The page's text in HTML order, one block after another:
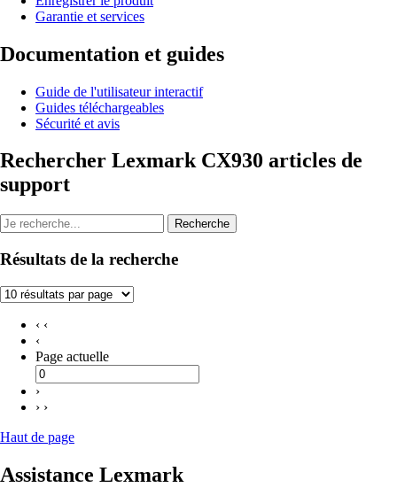
Garantie et services
Documentation et guides
Guide de l'utilisateur interactif
Guides téléchargeables
Sécurité et avis
Rechercher Lexmark CX930 articles de
support
Recherche
Résultats de la recherche
‹ ‹
‹
Page actuelle
›
› ›
Haut de page
Assistance Lexmark